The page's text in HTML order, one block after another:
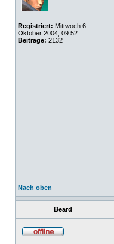
Registriert: Mittwoch 6.
Oktober 2004, 09:52
Beiträge: 2132
Nach oben
Beard